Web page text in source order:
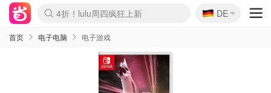
Boticinal 夏促开抢！
4折！lulu周四疯狂上新
还没结束！&OtherStories大促
Joybuy变相75折 随时失效
速领！Stanley独家85折
疑似霸哥！Camper额外叠85折
Zalando 奥莱闪促！每日更新
Moncler反季囤！5折起+叠9折
Coach Brooklyn仅€192
🇩🇪
DE
首页 电子电脑 电子游戏